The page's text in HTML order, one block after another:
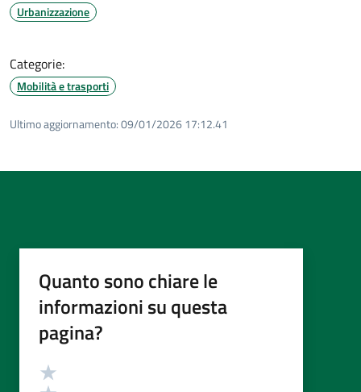
Urbanizzazione
Categorie:
Mobilità e trasporti
Ultimo aggiornamento:09/01/2026 17:12.41
Quanto sono chiare le
informazioni su questa
pagina?
Valutazione